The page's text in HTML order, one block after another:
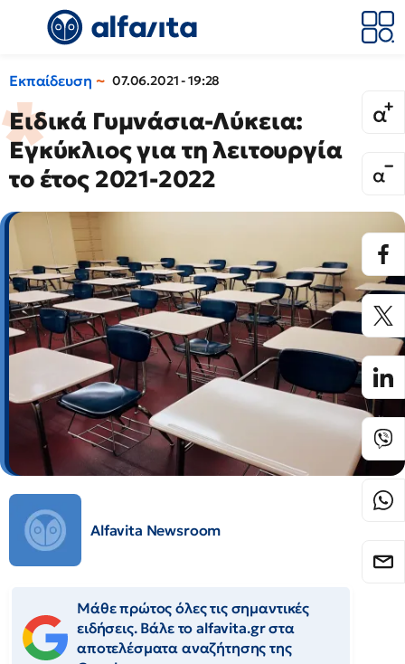
Εκπαίδευση 07.06.2021 - 19:28
Ειδικά Γυμνάσια-Λύκεια:
Εγκύκλιος για τη λειτουργία
το έτος 2021-2022
Alfavita Newsroom
Μάθε πρώτος όλες τις σημαντικές
ειδήσεις. Βάλε το alfavita.gr στα
αποτελέσματα αναζήτησης της